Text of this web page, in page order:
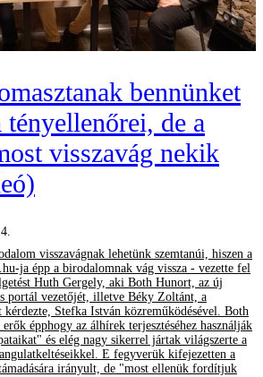
bennünket
de a
visszavág nekik
visszavágnak lehetünk szemtanúi, hiszen a
ja épp a birodalomnak vág vissza - vezette fel
Huth Gergely, aki Both Hunort, az új
portál vezetőjét, illetve Béky Zoltánt, a
kérdezte, Stefka István közreműködésével. Both
épphogy az álhírek terjesztéséhez használják
és elég nagy sikerrel jártak világszerte a
E fegyverük kifejezetten a
irányult, de "most ellenük fordítjuk